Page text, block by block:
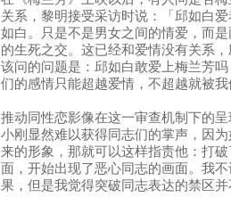
关系，黎明接受采访时说：「邱如白
如白。只是不是男女之间的情爱，而
的生死之交。这已经和爱情没有关系
该问的问题是：邱如白敢爱上梅兰芳
们的感情只能超越爱情，不超越就被
推动同性恋影像在这一审查机制下的
小刚显然难以获得同志们的掌声，因
来的形象，那就可以这样指责他：打
面，开始出现了恶心同志的画面。我
果，但是我觉得突破同志表达的禁区